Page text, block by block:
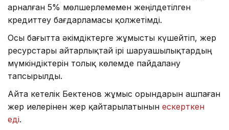
арналған 5% мөлшерлемемен жеңілдетілген
кредиттеу бағдарламасы қолжетімді.
Осы бағытта әкімдіктерге жұмысты күшейтіп, жер
ресурстары айтарлықтай ірі шаруашылықтардың
мүмкіндіктерін толық көлемде пайдалану
тапсырылды.
Айта кетелік Бектенов жұмыс орындарын ашпаған
жер иелерінен жер қайтарылатынын ескерткен
еді.